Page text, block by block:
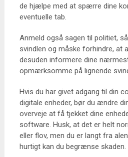
de hjælpe med at spærre dine
eventuelle tab.
Anmeld også sagen til politiet,
svindlen og måske forhindre, at
desuden informere dine
opmærksomme på lignende
Hvis du har givet adgang til din
digitale enheder, bør du ændre
overveje at få tjekket dine
software. Husk, at det er helt
eller flov, men du er langt fra
hurtigt kan du begrænse skaden.